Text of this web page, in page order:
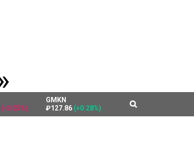
(-0.25%)
GMKN
₽127.86 (+0.28%)